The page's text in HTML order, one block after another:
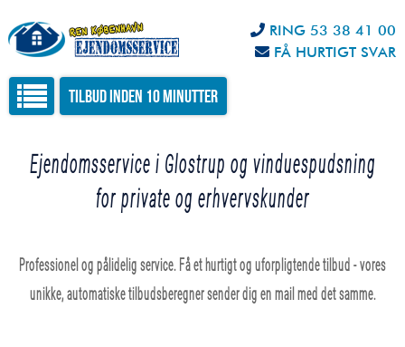
RING 53 38 41 00
FÅ HURTIGT SVAR
Tilbud inden 10 minutter
Ejendomsservice i Glostrup og vinduespudsning
for private og erhvervskunder
Professionel og pålidelig service. Få et hurtigt og uforpligtende tilbud - vores
unikke, automatiske tilbudsberegner sender dig en mail med det samme.